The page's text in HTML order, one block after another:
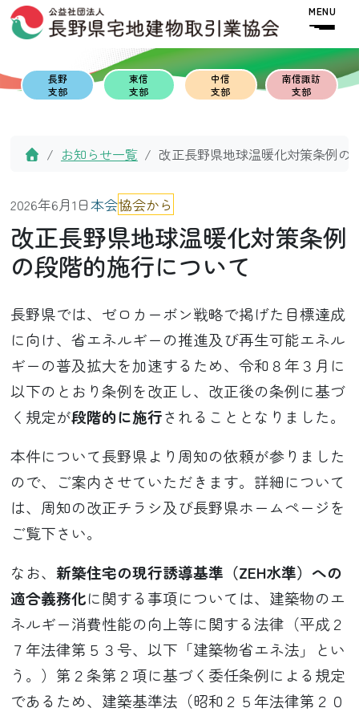
Skip to content
Skip to footer
長野
支部
東信
支部
中信
支部
南信諏訪
支部
Homeお知らせ一覧 改正長野県地球温暖化対策条例の
2026年6月1日本会協会から
改正長野県地球温暖化対策条例
の段階的施行について
長野県では、ゼロカーボン戦略で掲げた目標達成
に向け、省エネルギーの推進及び再生可能エネル
ギーの普及拡大を加速するため、令和８年３月に
以下のとおり条例を改正し、改正後の条例に基づ
く規定が段階的に施行されることとなりました。
本件について長野県より周知の依頼が参りました
ので、ご案内させていただきます。詳細について
は、周知の改正チラシ及び長野県ホームページを
ご覧下さい。
なお、 新築住宅の現行誘導基準（ZEH水準）への
適合義務化に関する事項については、建築物のエ
ネルギー消費性能の向上等に関する法律（平成２
７年法律第５３号、以下「建築物省エネ法」とい
う。）第２条第２項に基づく委任条例による規定
であるため、建築基準法（昭和２５年法律第２０
MENU